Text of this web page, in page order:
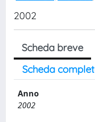
2002
Scheda breve
Scheda
Anno
2002